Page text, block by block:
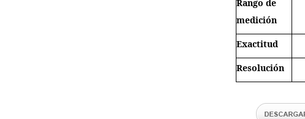
Rango de
medición
Exactitud
Resolución